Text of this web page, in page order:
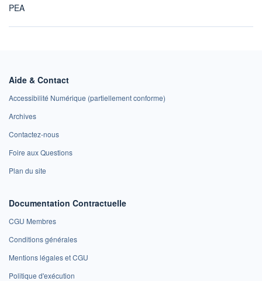
PEA
Aide & Contact
Accessibilité Numérique (partiellement conforme)
Archives
Contactez-nous
Foire aux Questions
Plan du site
Documentation Contractuelle
CGU Membres
Conditions générales
Mentions légales et CGU
Politique d'exécution